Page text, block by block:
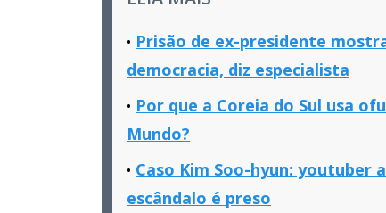
Prisão de ex-presidente
democracia, diz especialista
Por que a Coreia do Sul usa
Mundo?
Caso Kim Soo-hyun: youtuber
escândalo é preso